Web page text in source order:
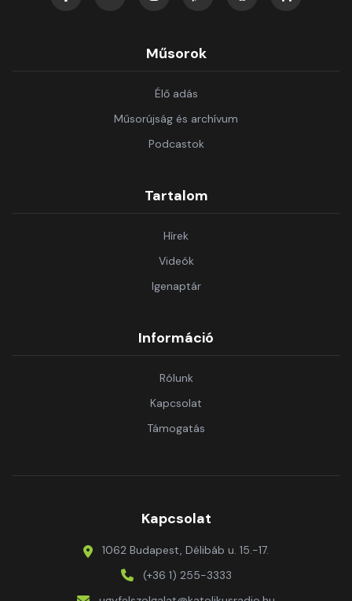
Műsorok
Élő adás
Műsorújság és archívum
Podcastok
Tartalom
Hírek
Videók
Igenaptár
Információ
Rólunk
Kapcsolat
Támogatás
Kapcsolat
1062 Budapest, Délibáb u. 15.-17.
(+36 1) 255-3333